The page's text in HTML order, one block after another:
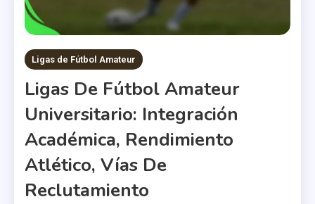
Ligas de Fútbol Amateur
Ligas De Fútbol Amateur
Universitario: Integración
Académica, Rendimiento
Atlético, Vías De
Reclutamiento